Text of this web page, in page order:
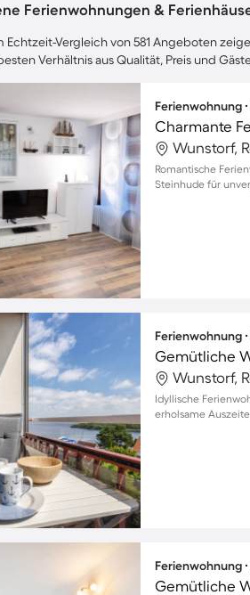
Ferienwohnungen &
Echtzeit-Vergleich von 581 Angeboten
Verhältnis aus Qualität, Preis und
Ferienwohnung
Wunstorf,
Romantische
Steinhude für
Ferienwohnung
Wunstorf,
Idyllische
erholsame
Ferienwohnung